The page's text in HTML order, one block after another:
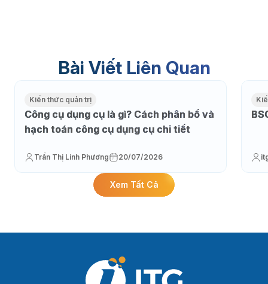
Bài Viết Liên Quan
Kiến thức quản trị
Công cụ dụng cụ là gì? Cách phân bổ và
hạch toán công cụ dụng cụ chi tiết
Trần Thị Linh Phương 20/07/2026
Xem Tất Cả